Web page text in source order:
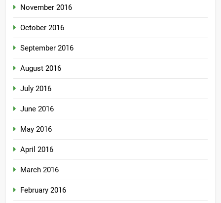
November 2016
October 2016
September 2016
August 2016
July 2016
June 2016
May 2016
April 2016
March 2016
February 2016